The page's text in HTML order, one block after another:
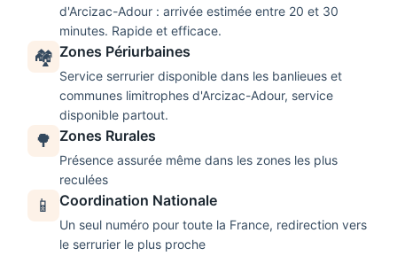
d'Arcizac-Adour : arrivée estimée entre 20 et 30
minutes. Rapide et efficace.
🏘️ Zones Périurbaines
Service serrurier disponible dans les banlieues et
communes limitrophes d'Arcizac-Adour, service
disponible partout.
🌳 Zones Rurales
Présence assurée même dans les zones les plus
reculées
📱 Coordination Nationale
Un seul numéro pour toute la France, redirection vers
le serrurier le plus proche